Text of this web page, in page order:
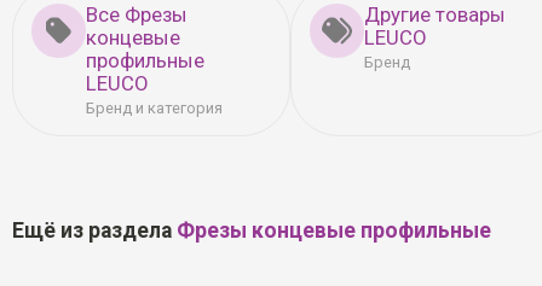
Все Фрезы
концевые
профильные
LEUCO
Бренд и категория
Другие товары
LEUCO
Бренд
Ещё из раздела Фрезы концевые профильные